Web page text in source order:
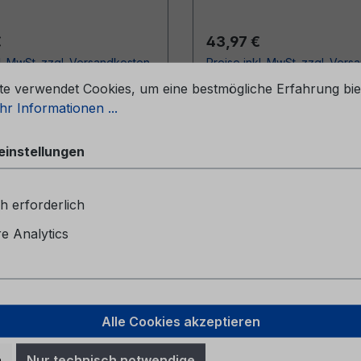
Preis:
MwSt. zzgl. Versandkosten
den Warenkorb
Regulärer Preis:
43,97 €
Preise inkl. MwSt. zzgl.
SYNC 3 HE5J-
verwendet Cookies, um eine bestmögliche Erfahrung
Informationen ...
erforderlich
Analytics
Alle Cookies akzeptieren